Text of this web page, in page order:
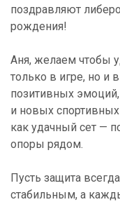
поздравляют либеро
рождения!
Аня, желаем чтобы
только в игре, но и
позитивных
и новых
как удачный сет —
опоры рядом.
Пусть защита
стабильным, а